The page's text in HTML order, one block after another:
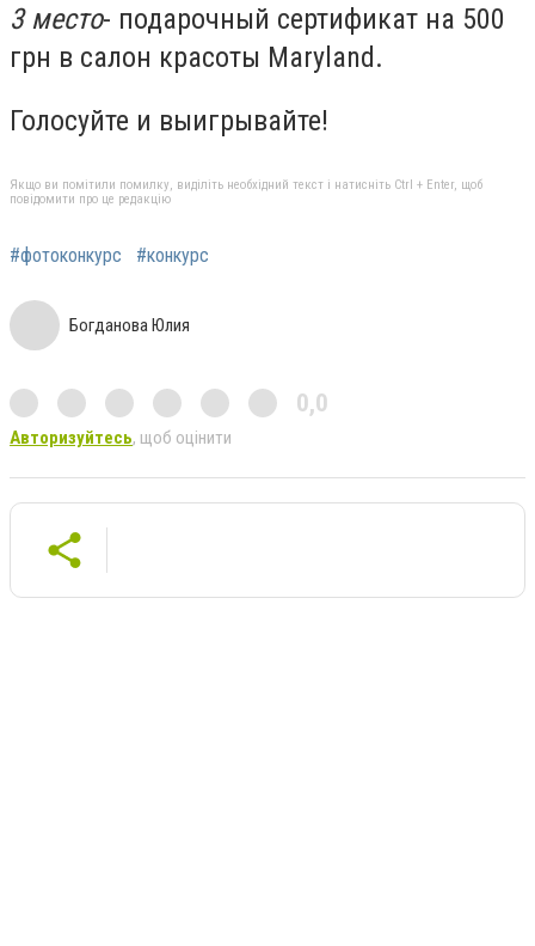
3 место- подарочный сертификат на 500
грн в салон красоты Maryland.
Голосуйте и выигрывайте!
Якщо ви помітили помилку, виділіть необхідний текст і натисніть Ctrl + Enter, щоб
повідомити про це редакцію
#фотоконкурс #конкурс
Богданова Юлия
0,0
Авторизуйтесь, щоб оцінити